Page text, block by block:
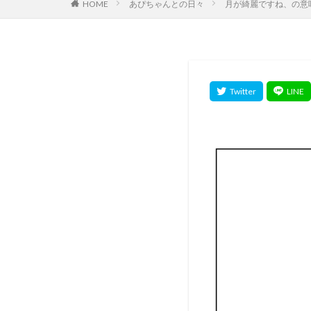
HOME あぴちゃんとの日々 月が綺麗ですね、の意